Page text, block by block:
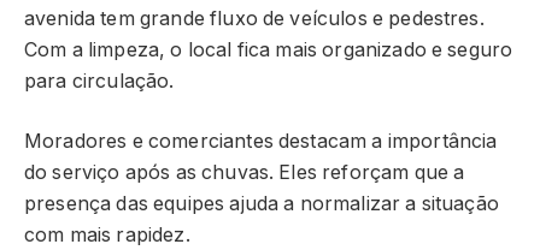
avenida tem grande fluxo de veículos e pedestres.
Com a limpeza, o local fica mais organizado e seguro
para circulação.
Moradores e comerciantes destacam a importância
do serviço após as chuvas. Eles reforçam que a
presença das equipes ajuda a normalizar a situação
com mais rapidez.